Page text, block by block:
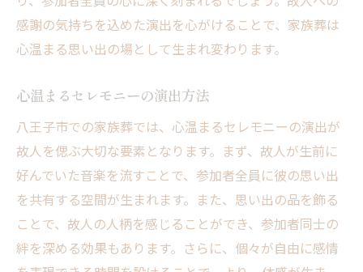
方法
心に残る式を演出するためのヒント
八王子市での家族葬の成功事例
心温まるお別れの場作りの工夫
家族葬で実現する感動的な最期の時間
八王子市で選ばれるお別れのスタイル
感謝の気持ちを込めた演出を心がけることで、家族葬は
心温まる思い出の場として生まれ変わります。
心温まるセレモニーの演出方法
八王子市での家族葬では、心温まるセレモニーの演出が
故人を偲ぶ大切な要素となります。まず、故人が生前に
好んでいた音楽を流すことで、参加者全員に彼の思い出
を共有する空間が生まれます。また、思い出の品を飾る
ことで、故人の人柄を感じることができ、参加者同士の
絆を深める効果もあります。さらに、個々が自由に感情